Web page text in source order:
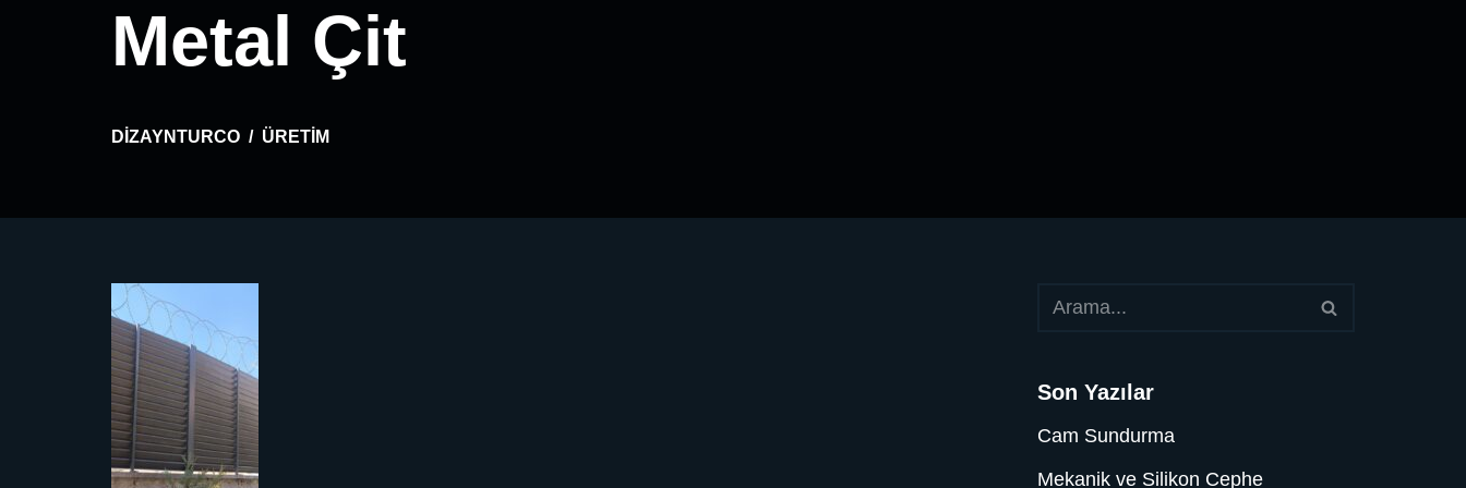
Metal Çit
DIZAYNTURCO ÜRETIM
Son Yazılar
Cam Sundurma
Mekanik ve Silikon Cephe